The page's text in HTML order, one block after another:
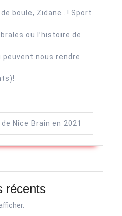
boule, Zidane…! Sport
ou l’histoire de
nous rendre
Nice Brain en 2021
récents